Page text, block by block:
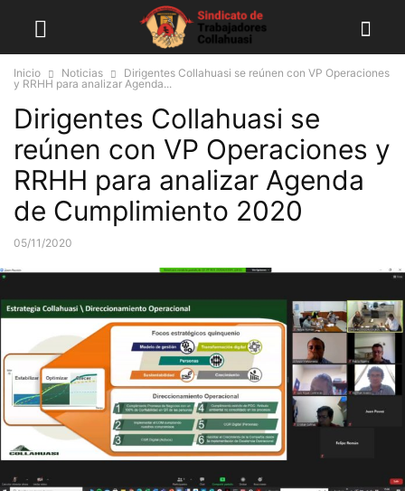
Inicio Noticias
Dirigentes Collahuasi se reúnen con VP Operaciones
y RRHH para analizar Agenda...
Dirigentes Collahuasi se
reúnen con VP Operaciones y
RRHH para analizar Agenda
de Cumplimiento 2020
05/11/2020